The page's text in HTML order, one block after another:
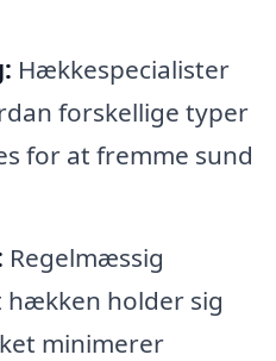
Hækkespecialister
forskellige typer
for at fremme sund
Regelmæssig
hækken holder sig
minimerer